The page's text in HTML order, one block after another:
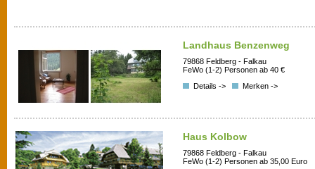
Landhaus Benzenweg
79868 Feldberg - Falkau
FeWo (1-2) Personen ab 40 €
Details ->
Merken ->
Haus Kolbow
79868 Feldberg - Falkau
FeWo (1-2) Personen ab 35,00 Euro